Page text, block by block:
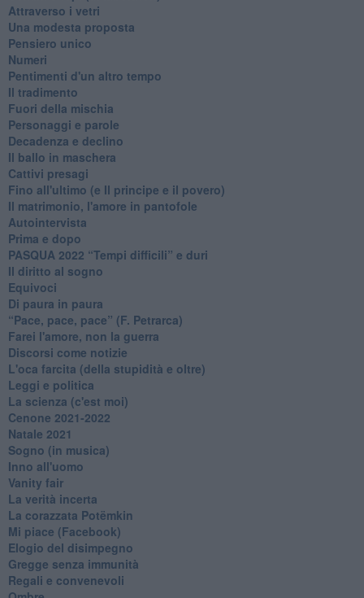
Attraverso i vetri
Una modesta proposta
Pensiero unico
Numeri
Pentimenti d'un altro tempo
Il tradimento
Fuori della mischia
Personaggi e parole
Decadenza e declino
Il ballo in maschera
Cattivi presagi
Fino all'ultimo (e Il principe e il povero)
Il matrimonio, l'amore in pantofole
Autointervista
Prima e dopo
​PASQUA 2022 “Tempi difficili” e duri
Il diritto al sogno
Equivoci
Di paura in paura
​“Pace, pace, pace” (F. Petrarca)
Farei l'amore, non la guerra
Discorsi come notizie
L'oca farcita (della stupidità e oltre)
Leggi e politica
La scienza (c'est moi)
Cenone 2021-2022
Natale 2021
Sogno (in musica)
Inno all'uomo
Vanity fair
La verità incerta
La corazzata Potëmkin
Mi piace (Facebook)
Elogio del disimpegno
Gregge senza immunità
Regali e convenevoli